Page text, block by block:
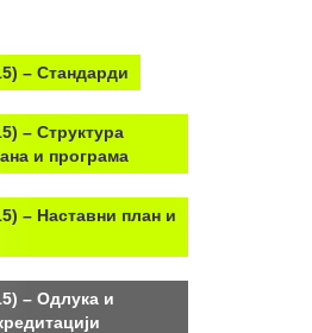
– Стандарди
– Структура
и програма
– Наставни план и
– Одлука и